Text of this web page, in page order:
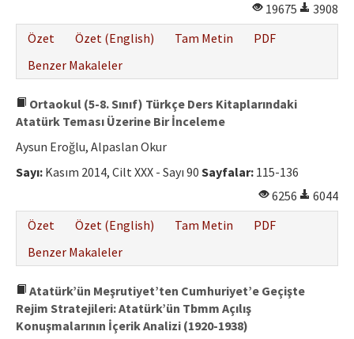
19675
3908
Özet
Özet (English) Tam Metin
PDF
Benzer Makaleler
Ortaokul (5-8. Sınıf) Türkçe Ders Kitaplarındaki
Atatürk Teması Üzerine Bir İnceleme
Aysun Eroğlu, Alpaslan Okur
Sayı: Kasım 2014, Cilt XXX - Sayı 90 Sayfalar: 115-136
6256
6044
Özet
Özet (English) Tam Metin
PDF
Benzer Makaleler
Atatürk’ün Meşrutiyet’ten Cumhuriyet’e Geçişte
Rejim Stratejileri: Atatürk’ün Tbmm Açılış
Konuşmalarının İçerik Analizi (1920-1938)